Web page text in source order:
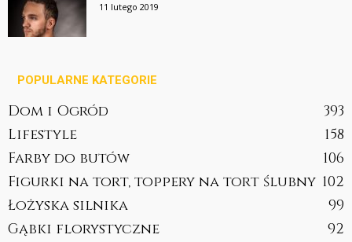
11 lutego 2019
POPULARNE KATEGORIE
Dom i Ogród
393
Lifestyle
158
Farby do butów
106
Figurki na tort, toppery na tort ślubny 102
Łożyska silnika
99
Gąbki florystyczne
92